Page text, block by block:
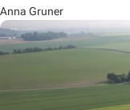
Anna Gruner